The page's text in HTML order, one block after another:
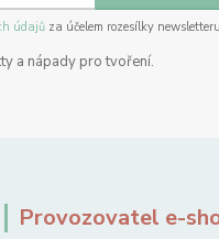
údajůza účelem rozesílky
a nápady pro tvoření.
Provozovatel e-